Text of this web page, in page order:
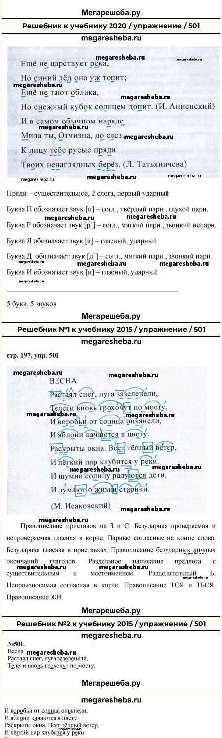
Решебник к учебнику 2020 / упражнение / 501
Решебник №1 к учебнику 2015 / упражнение / 501
Решебник №2 к учебнику 2015 / упражнение / 501